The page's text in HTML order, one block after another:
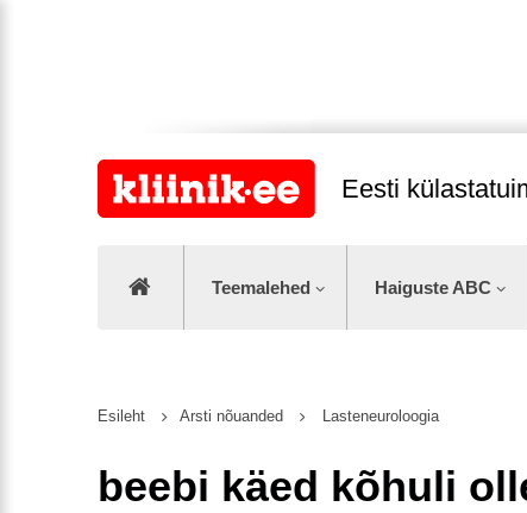
Eesti
Teemalehed Haiguste ABC
Esileht Arsti nõuanded Lasteneuroloogia
beebi käed kõhuli